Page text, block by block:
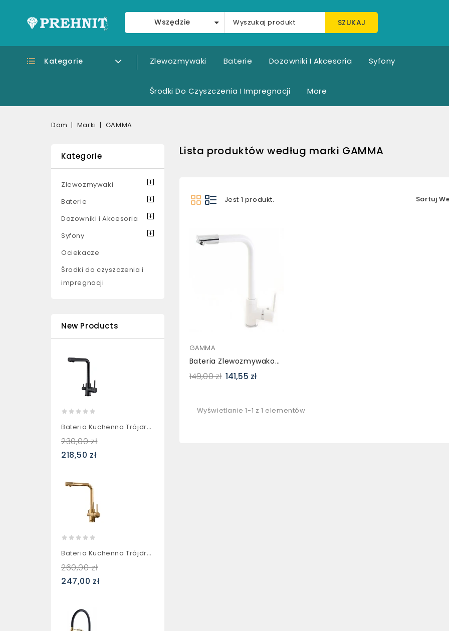
Wszędzie SZUKAJ
Kategorie Zlewozmywaki Baterie Dozowniki I Akcesoria Syfony
Środki Do Czyszczenia I Impregnacji More
Dom Marki GAMMA
Kategorie
Zlewozmywaki
Baterie
Dozowniki i Akcesoria
Syfony
Ociekacze
Środki do czyszczenia i
impregnacji
New Products
Bateria Kuchenna Trójdrożna...
230,00 zł
218,50 zł
Bateria Kuchenna Trójdrożna...
260,00 zł
247,00 zł
Lista produktów według marki GAMMA
Jest 1 produkt. Sortuj
GAMMA
Bateria Zlewozmywakowa MOVE Biała
149,00 zł 141,55 zł
Wyświetlanie 1-1 z 1 elementów